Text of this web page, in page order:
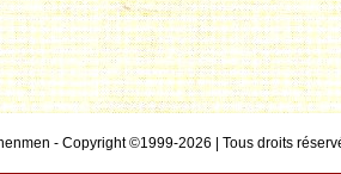
- Copyright ©1999-2026 | Tous droits